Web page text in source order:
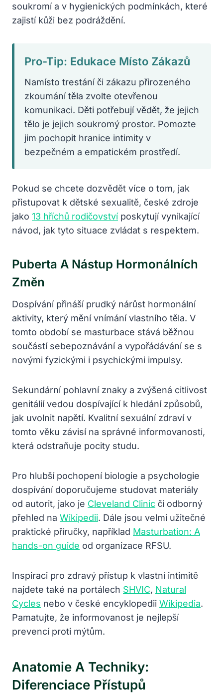
soukromí a v hygienických podmínkách, které
zajistí kůži bez podráždění.
Pro-Tip: Edukace Místo Zákazů
Namísto trestání či zákazu přirozeného
zkoumání těla zvolte otevřenou
komunikaci. Děti potřebují vědět, že jejich
tělo je jejich soukromý prostor. Pomozte
jim pochopit hranice intimity v
bezpečném a empatickém prostředí.
Pokud se chcete dozvědět více o tom, jak
přistupovat k dětské sexualitě, české zdroje
jako 13 hříchů rodičovstvíposkytují vynikající
návod, jak tyto situace zvládat s respektem.
Puberta A Nástup Hormonálních
Změn
Dospívání přináší prudký nárůst hormonální
aktivity, který mění vnímání vlastního těla. V
tomto období se masturbace stává běžnou
součástí sebepoznávání a vypořádávání se s
novými fyzickými i psychickými impulsy.
Sekundární pohlavní znaky a zvýšená citlivost
genitálií vedou dospívající k hledání způsobů,
jak uvolnit napětí. Kvalitní sexuální zdraví v
tomto věku závisí na správné informovanosti,
která odstraňuje pocity studu.
Pro hlubší pochopení biologie a psychologie
dospívání doporučujeme studovat materiály
od autorit, jako je Cleveland Clinic či odborný
přehled na Wikipedii. Dále jsou velmi užitečné
praktické příručky, například Masturbation: A
hands-on guide od organizace RFSU.
Inspiraci pro zdravý přístup k vlastní intimitě
najdete také na portálech SHVIC, Natural
Cycles nebo v české encyklopedii Wikipedia.
Pamatujte, že informovanost je nejlepší
prevencí proti mýtům.
Anatomie A Techniky:
Diferenciace Přístupů